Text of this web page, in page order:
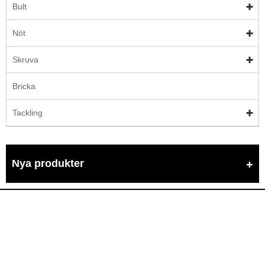
Bult
Nöt
Skruva
Bricka
Tackling
Nya produkter